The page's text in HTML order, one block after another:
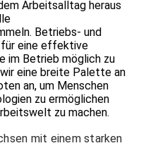
Arbeitsalltag heraus
Betriebs- und
für eine effektive
im Betrieb möglich zu
eine breite Palette an
an, um Menschen
zu ermöglichen
zu machen.
mit einem starken